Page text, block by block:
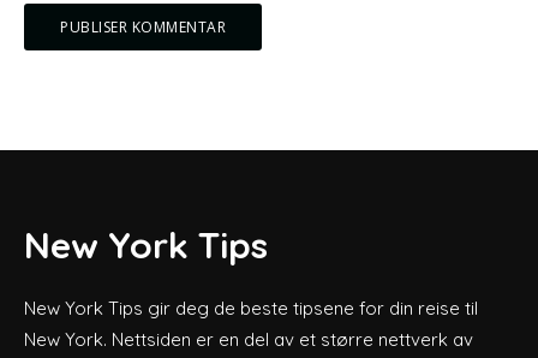
New York Tips
New York Tips gir deg de beste tipsene for din reise til
New York. Nettsiden er en del av et større nettverk av